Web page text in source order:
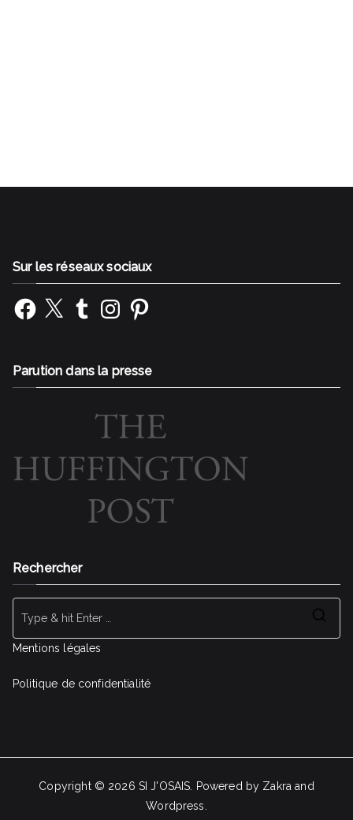
Sur les réseaux sociaux
Facebook
X TumblrInstagramPinterest
Parution dans la presse
Rechercher
Mentions légales
Politique de confidentialité
Copyright © 2026 SI J'OSAIS. Powered by Zakra and
Wordpress.